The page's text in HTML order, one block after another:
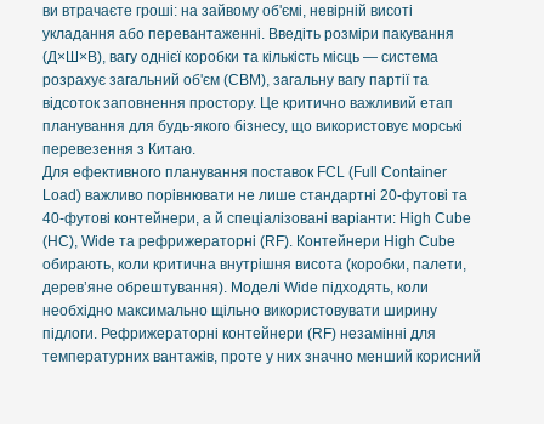
ви втрачаєте гроші: на зайвому об'ємі, невірній висоті
укладання або перевантаженні. Введіть розміри пакування
(Д×Ш×В), вагу однієї коробки та кількість місць — система
розрахує загальний об'єм (CBM), загальну вагу партії та
відсоток заповнення простору. Це критично важливий етап
планування для будь-якого бізнесу, що використовує морські
перевезення з Китаю.
Для ефективного планування поставок FCL (Full Container
Load) важливо порівнювати не лише стандартні 20-футові та
40-футові контейнери, а й спеціалізовані варіанти: High Cube
(HC), Wide та рефрижераторні (RF). Контейнери High Cube
обирають, коли критична внутрішня висота (коробки, палети,
дерев’яне обрештування). Моделі Wide підходять, коли
необхідно максимально щільно використовувати ширину
підлоги. Рефрижераторні контейнери (RF) незамінні для
температурних вантажів, проте у них значно менший корисний